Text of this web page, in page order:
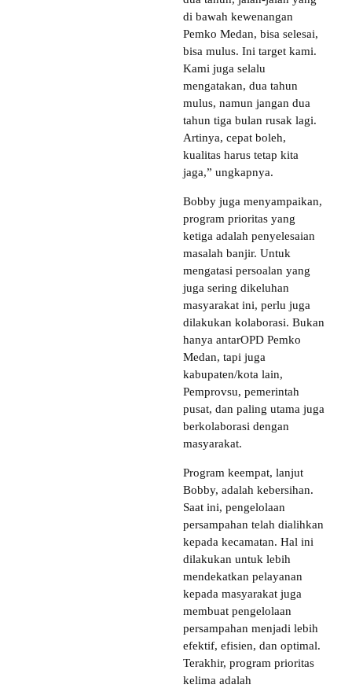
di bawah kewenangan
Pemko Medan, bisa selesai,
bisa mulus. Ini target kami.
Kami juga selalu
mengatakan, dua tahun
mulus, namun jangan dua
tahun tiga bulan rusak lagi.
Artinya, cepat boleh,
kualitas harus tetap kita
jaga,” ungkapnya.
Bobby juga menyampaikan,
program prioritas yang
ketiga adalah penyelesaian
masalah banjir. Untuk
mengatasi persoalan yang
juga sering dikeluhan
masyarakat ini, perlu juga
dilakukan kolaborasi. Bukan
hanya antarOPD Pemko
Medan, tapi juga
kabupaten/kota lain,
Pemprovsu, pemerintah
pusat, dan paling utama juga
berkolaborasi dengan
masyarakat.
Program keempat, lanjut
Bobby, adalah kebersihan.
Saat ini, pengelolaan
persampahan telah dialihkan
kepada kecamatan. Hal ini
dilakukan untuk lebih
mendekatkan pelayanan
kepada masyarakat juga
membuat pengelolaan
persampahan menjadi lebih
efektif, efisien, dan optimal.
Terakhir, program prioritas
kelima adalah